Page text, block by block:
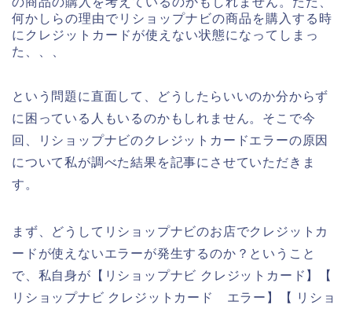
何かしらの理由でリショップナビの商品を購入する時
にクレジットカードが使えない状態になってしまっ
た、、、
という問題に直面して、どうしたらいいのか分からず
に困っている人もいるのかもしれません。そこで今
回、リショップナビのクレジットカードエラーの原因
について私が調べた結果を記事にさせていただきま
す。
まず、どうしてリショップナビのお店でクレジットカ
ードが使えないエラーが発生するのか？ということ
で、私自身が【リショップナビ クレジットカード】【
リショップナビ クレジットカード エラー】【 リショ